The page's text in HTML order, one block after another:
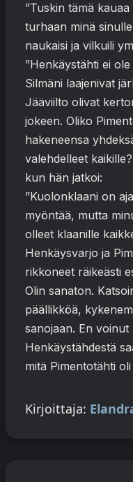
”Tuskin tämä
turhaan minä
naukaisi ja vilkuili
”Henkäystähti ei
Silmäni laajenivat
Jääviilto olivat
jokeen. Oliko
hakeneensa
valehdelleet
kun hän jatkoi:
”Kuolonklaani on
myöntää, mutta
olleet klaanille
Henkäysvarjo ja
rikkoneet räikeästi
Olin sanaton.
päällikköä,
sanojaan. En voinut
Henkäystähdestä
mitä Pimentotähti
Kirjoittaja: